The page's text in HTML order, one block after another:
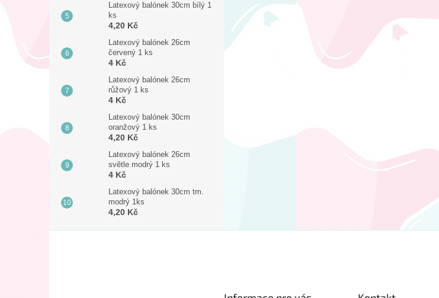
Latexový balónek 30cm bílý 1
ks
4,20 Kč
Latexový balónek 26cm
červený 1 ks
4 Kč
Latexový balónek 26cm
růžový 1 ks
4 Kč
Latexový balónek 30cm
oranžový 1 ks
4,20 Kč
Latexový balónek 26cm
světle modrý 1 ks
4 Kč
Latexový balónek 30cm tm.
modrý 1ks
4,20 Kč